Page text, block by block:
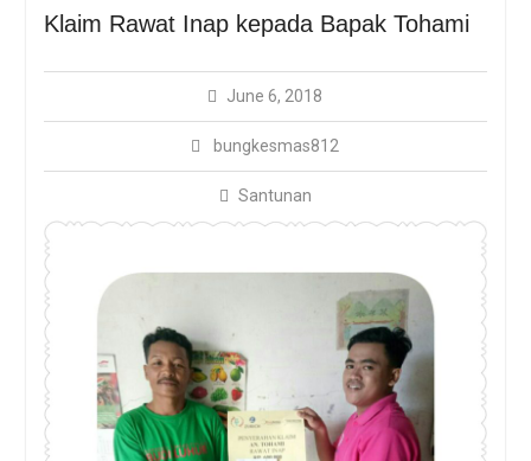
Sosialisasi Bungkemas
Dengan Protokol
BUNGKESMAS, DARI UIN
Klaim Rawat Inap kepada Bapak Tohami
June 6, 2018
bungkesmas812
Santunan